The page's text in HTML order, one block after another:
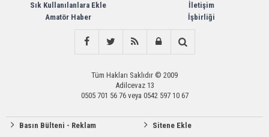
Sık Kullanılanlara Ekle
Amatör Haber
İletişim
İşbirliği
Tüm Hakları Saklıdır © 2009
Adilcevaz 13
0505 701 56 76 veya 0542 597 10 67
Basın Bülteni - Reklam
Sitene Ekle